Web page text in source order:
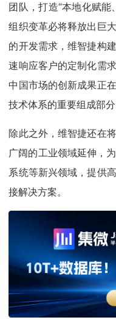
团队，打造“本地化赋
组织变革必将释放出巨
的开发需求，维智捷构
速响应客户的定制化需
中国市场的创新成果正
技术体系的重要组成部分
除此之外，维智捷还在
广阔的工业领域延伸，
系统等新兴领域，提供
接解决方案。